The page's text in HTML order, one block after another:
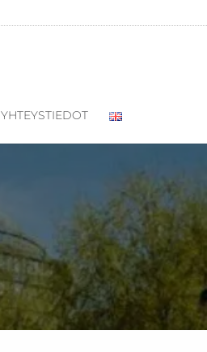
YHTEYSTIEDOT